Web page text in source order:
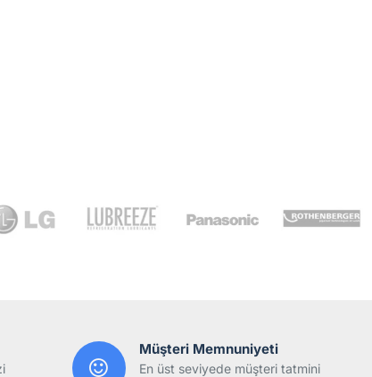
Müşteri Memnuniyeti
En üst seviyede müşteri tatmini